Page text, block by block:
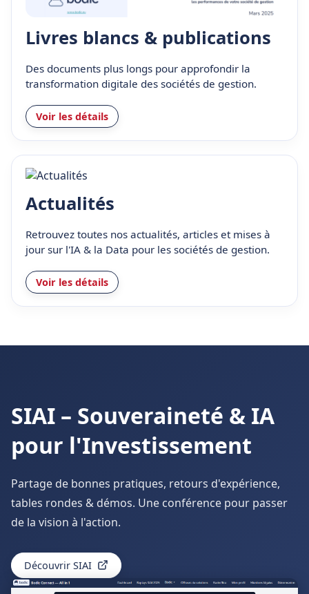
Livres blancs & publications
Des documents plus longs pour approfondir la
transformation digitale des sociétés de gestion.
Voir les détails
Actualités
Retrouvez toutes nos actualités, articles et mises à
jour sur l'IA & la Data pour les sociétés de gestion.
Voir les détails
SIAI – Souveraineté & IA
pour l'Investissement
Partage de bonnes pratiques, retours d'expérience,
tables rondes & démos. Une conférence pour passer
de la vision à l'action.
Découvrir SIAI